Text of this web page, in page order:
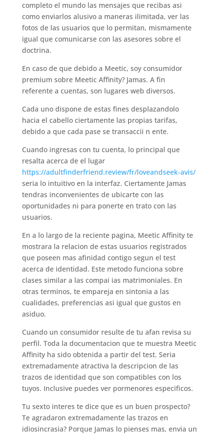
completo el mundo las mensajes que recibas asi
como enviarlos alusivo a maneras ilimitada, ver las
fotos de las usuarios que lo permitan, mismamente
igual que comunicarse con las asesores sobre el
doctrina.
En caso de que debido a Meetic, soy consumidor
premium sobre Meetic Affinity? Jamas. A fin
referente a cuentas, son lugares web diversos.
Cada uno dispone de estas fines desplazandolo
hacia el cabello ciertamente las propias tarifas,
debido a que cada pase se transaccii n ente.
Cuando ingresas con tu cuenta, lo principal que
resalta acerca de el lugar
https://adultfinderfriend.review/fr/loveandseek-avis/
seria lo intuitivo en la interfaz. Ciertamente Jamas
tendras inconvenientes de ubicarte con las
oportunidades ni para ponerte en trato con las
usuarios.
En a lo largo de la reciente pagina, Meetic Affinity te
mostrara la relacion de estas usuarios registrados
que poseen mas afinidad contigo segun el test
acerca de identidad. Este metodo funciona sobre
clases similar a las compai ias matrimoniales. En
otras terminos, te empareja en sintonia a las
cualidades, preferencias asi igual que gustos en
asiduo.
Cuando un consumidor resulte de tu afan revisa su
perfil. Toda la documentacion que te muestra Meetic
Affinity ha sido obtenida a partir del test. Seri­a
extremadamente atractiva la descripcion de las
trazos de identidad que son compatibles con los
tuyos. Inclusive puedes ver pormenores especificos.
Tu sexto interes te dice que es un buen prospecto?
Te agradaron extremadamente las trazos en
idiosincrasia? Porque Jamas lo pienses mas, envia un